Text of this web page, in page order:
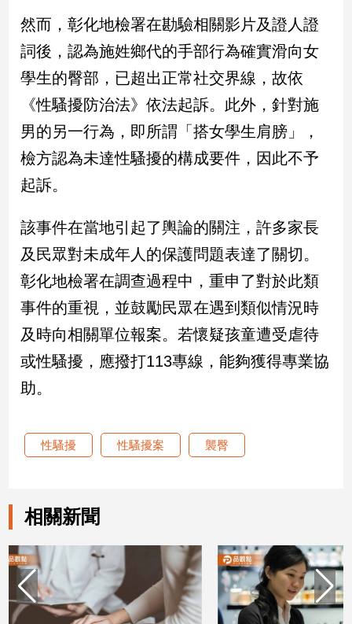
新
冠
病
專
區
南
台
觀
南
台
灣
觀
點
娛
聞
流
行/
時
尚
追
然而，彰化地檢署在勘驗相關影片及證人證
詞後，認為施姓鄉代的手部行為確實滑向女
學生的臀部，已超出正常社交界線，故依
《性騷擾防治法》依法起訴。此外，針對施
男的另一行為，即所謂「搭女學生肩膀」，
檢方認為未達性騷擾的構成要件，因此不予
起訴。
該事件在當地引起了輿論的關注，許多家長
及民眾對未成年人的保護問題表達了關切。
彰化地檢署在調查過程中，重申了對於此類
事件的重視，並鼓勵民眾在遇到類似情況時
及時向相關單位報案。若懷疑孩童遭受虐待
或性騷擾，應撥打113專線，能夠獲得專業協
助。
性騷擾 性騷擾案 襲臀
相關新聞